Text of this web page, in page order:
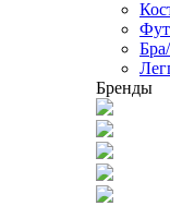
Бренды